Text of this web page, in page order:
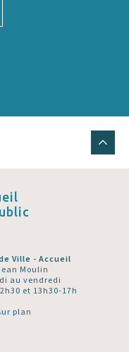
Ville - Accueil
Moulin
au vendredi
et 13h30-17h
plan